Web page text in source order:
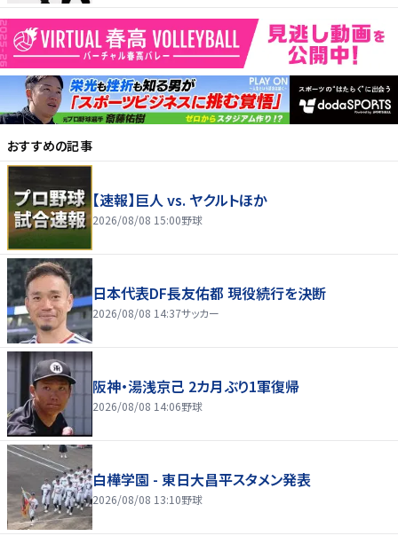
おすすめの記事
【速報】巨人 vs. ヤクルトほか
2026/08/08 15:00野球
日本代表DF長友佑都 現役続行を決断
2026/08/08 14:37サッカー
阪神・湯浅京己 2カ月ぶり1軍復帰
2026/08/08 14:06野球
白樺学園 - 東日大昌平スタメン発表
2026/08/08 13:10野球